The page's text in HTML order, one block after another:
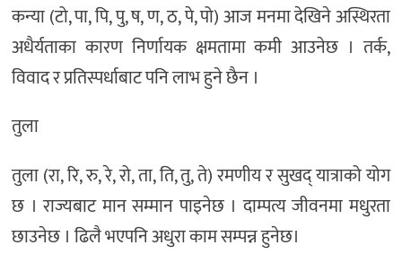
कन्या (टो, पा, पि, पु, ष, ण, ठ, पे, पो) आज मनमा देखिने अस्थिरता
अधैर्यताका कारण निर्णायक क्षमतामा कमी आउनेछ । तर्क,
विवाद र प्रतिस्पर्धाबाट पनि लाभ हुने छैन ।
तुला
तुला (रा, रि, रु, रे, रो, ता, ति, तु, ते) रमणीय र सुखद् यात्राको योग
छ । राज्यबाट मान सम्मान पाइनेछ । दाम्पत्य जीवनमा मधुरता
छाउनेछ । ढिलै भएपनि अधुरा काम सम्पन्न हुनेछ।